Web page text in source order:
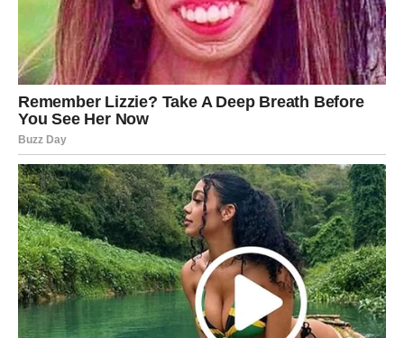
Pred vama su veoma snažni trenuci.
STRIJELAC
Nova energija donosi vam spontane događaje i mnogo
pozitivnih emocija.
Jedna vijest sada vam vraća vjeru da se sve dešava baš
onda kada treba.
Sreća vam dolazi neočekivano
Pred vama su veoma lijepi trenuci.